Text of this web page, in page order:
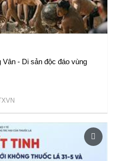
- Di sản độc đáo vùng